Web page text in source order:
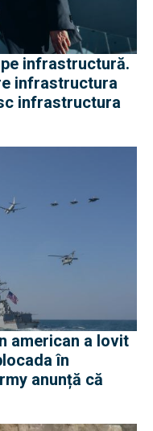
infrastructură.
infrastructura
infrastructura
american a lovit
în
anunță că